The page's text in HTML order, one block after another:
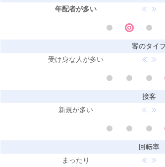
年配者が多い
客のタイ
受け身な人が多い
接客
新規が多い
回転率
まったり